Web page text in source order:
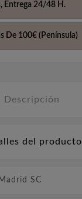
Entrega 24/48 H.
De 100€ (Península)
Descripción
del producto
SC